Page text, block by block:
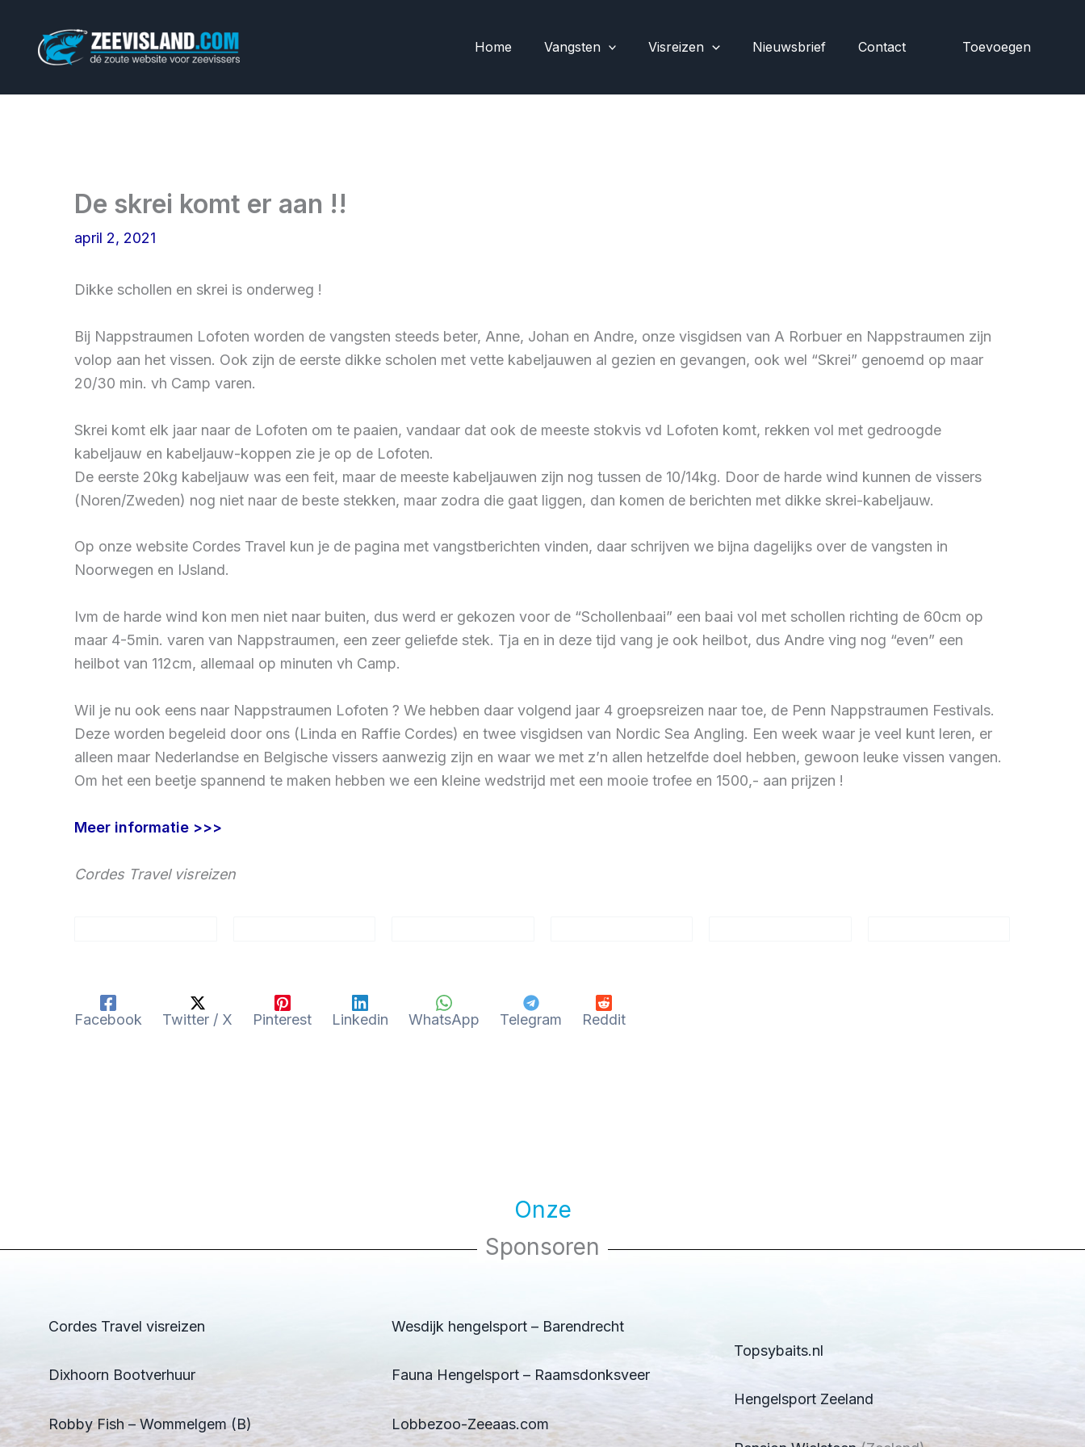
Home Vangsten Visreizen Nieuwsbrief Contact Toevoegen
De skrei komt er aan !!
april 2, 2021
Dikke schollen en skrei is onderweg !
Bij Nappstraumen Lofoten worden de vangsten steeds beter, Anne, Johan en Andre, onze visgidsen van A Rorbuer en Nappstraumen zijn
volop aan het vissen. Ook zijn de eerste dikke scholen met vette kabeljauwen al gezien en gevangen, ook wel “Skrei” genoemd op maar
20/30 min. vh Camp varen.
Skrei komt elk jaar naar de Lofoten om te paaien, vandaar dat ook de meeste stokvis vd Lofoten komt, rekken vol met gedroogde
kabeljauw en kabeljauw-koppen zie je op de Lofoten.
De eerste 20kg kabeljauw was een feit, maar de meeste kabeljauwen zijn nog tussen de 10/14kg. Door de harde wind kunnen de vissers
(Noren/Zweden) nog niet naar de beste stekken, maar zodra die gaat liggen, dan komen de berichten met dikke skrei-kabeljauw.
Op onze website Cordes Travel kun je de pagina met vangstberichten vinden, daar schrijven we bijna dagelijks over de vangsten in
Noorwegen en IJsland.
Ivm de harde wind kon men niet naar buiten, dus werd er gekozen voor de “Schollenbaai” een baai vol met schollen richting de 60cm op
maar 4-5min. varen van Nappstraumen, een zeer geliefde stek. Tja en in deze tijd vang je ook heilbot, dus Andre ving nog “even” een
heilbot van 112cm, allemaal op minuten vh Camp.
Wil je nu ook eens naar Nappstraumen Lofoten ? We hebben daar volgend jaar 4 groepsreizen naar toe, de Penn Nappstraumen Festivals.
Deze worden begeleid door ons (Linda en Raffie Cordes) en twee visgidsen van Nordic Sea Angling. Een week waar je veel kunt leren, er
alleen maar Nederlandse en Belgische vissers aanwezig zijn en waar we met z’n allen hetzelfde doel hebben, gewoon leuke vissen vangen.
Om het een beetje spannend te maken hebben we een kleine wedstrijd met een mooie trofee en 1500,- aan prijzen !
Meer informatie >>>
Cordes Travel visreizen
Facebook Twitter / X Pinterest Linkedin WhatsApp Telegram Reddit
Onze
Sponsoren
Cordes Travel visreizen
Dixhoorn Bootverhuur
Robby Fish – Wommelgem (B)
Wesdijk hengelsport – Barendrecht
Fauna Hengelsport – Raamsdonksveer
Lobbezoo-Zeeaas.com
Topsybaits.nl
Hengelsport Zeeland